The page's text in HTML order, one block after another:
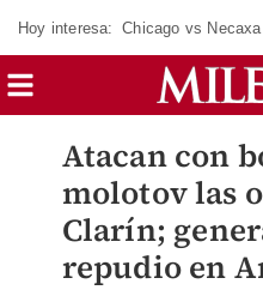
Hoy interesa: Chicago vs Necaxa
Atacan con
molotov las
Clarín;
repudio en